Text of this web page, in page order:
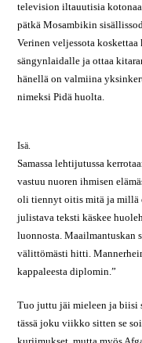
television iltauutisia
pätkä Mosambikin
Verinen veljessota
sängynlaidalle ja ottaa
hänellä on valmiina
nimeksi Pidä huolta.
Isä.
Samassa lehtijutussa
vastuu nuoren ihmisen
oli tiennyt oitis mitä ja millä
julistava teksti käskee
luonnosta. Maailmantuskan
välittömästi hitti.
kappaleesta diplomin.”
Tuo juttu jäi mieleen ja biisi
tässä joku viikko sitten se